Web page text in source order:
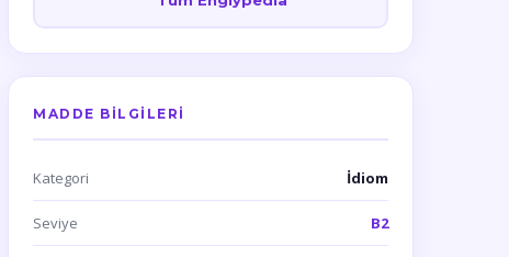
MADDE BILGILERI
Kategori İdiom
Seviye B2